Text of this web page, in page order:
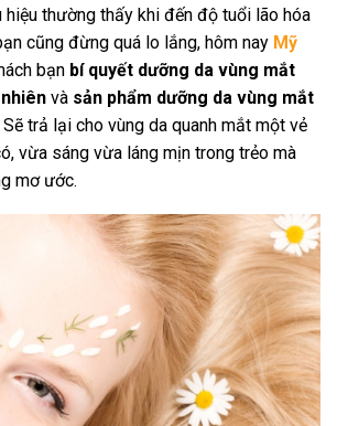
hiệu thường thấy khi đến độ tuổi lão hóa
cũng đừng quá lo lắng, hôm nay Mỹ
bạn bí quyết dưỡng da vùng mắt
và sản phẩm dưỡng da vùng mắt
Sẽ trả lại cho vùng da quanh mắt một vẻ
vừa sáng vừa láng mịn trong trẻo mà
mơ ước.